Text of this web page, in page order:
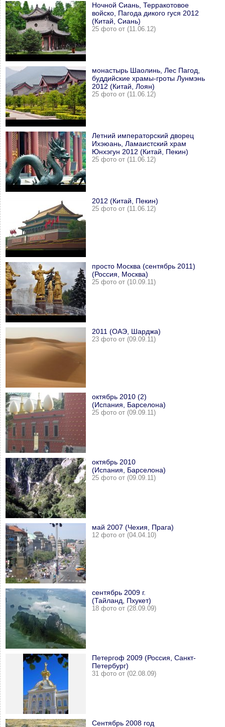
Ночной Сиань, Терракотовое
войско, Пагода дикого гуся 2012
(Китай, Сиань)
25 фото от (11.06.12)
монастырь Шаолинь, Лес Пагод,
буддийские храмы-гроты Лунмэнь
2012 (Китай, Лоян)
25 фото от (11.06.12)
Летний императорский дворец
Ихэюань, Ламаистский храм
Юнхэгун 2012 (Китай, Пекин)
25 фото от (11.06.12)
2012 (Китай, Пекин)
25 фото от (11.06.12)
просто Москва (сентябрь 2011)
(Россия, Москва)
25 фото от (10.09.11)
2011 (ОАЭ, Шарджа)
23 фото от (09.09.11)
октябрь 2010 (2)
(Испания, Барселона)
25 фото от (09.09.11)
октябрь 2010
(Испания, Барселона)
25 фото от (09.09.11)
май 2007 (Чехия, Прага)
12 фото от (04.04.10)
сентябрь 2009 г.
(Тайланд, Пхукет)
18 фото от (28.09.09)
Петергоф 2009 (Россия, Санкт-
Петербург)
31 фото от (02.08.09)
Сентябрь 2008 год